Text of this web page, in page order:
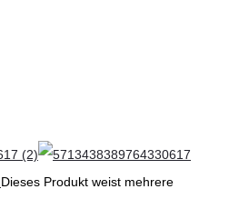
Dieses Produkt weist mehrere